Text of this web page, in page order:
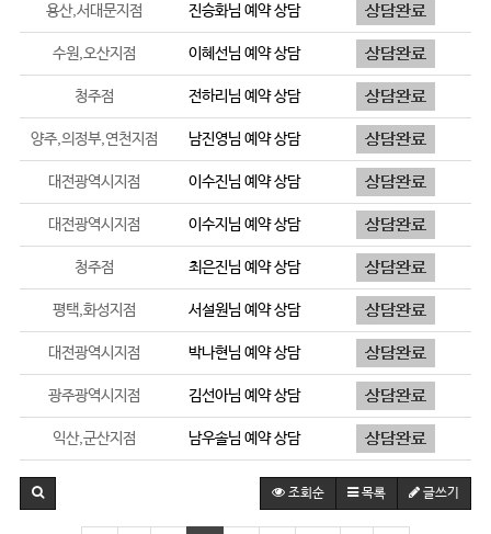
용산,서대문지점 진승화님 예약 상담
수원,오산지점 이혜선님 예약 상담
청주점 전하리 님 예약 상담
양주,의정부,연천지점 남진영님 예약 상담
대전광역시지점 이수진님 예약 상담
대전광역시지점 이수지 님 예약 상담
청주점 최은진님 예약 상담
평택,화성지점 서설원님 예약 상담
대전광역시지점 박나현님 예약 상담
광주광역시지점 김선아님 예약 상담
익산,군산지점 남우솔님 예약 상담
조회순 목록 글쓰기